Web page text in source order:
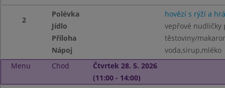
2
Polévka
hovězí s rýží a
Jídlo
vepřové nudličky
Příloha
těstoviny/
Nápoj
voda,sirup,mléko
Menu
Chod
Čtvrtek 28. 5. 2026
(11:00 - 14:00)